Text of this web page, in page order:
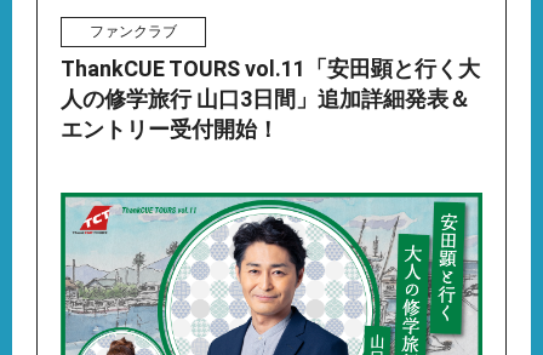
ファンクラブ
ThankCUE TOURS vol.11「安田顕と行く大
人の修学旅行 山口3日間」追加詳細発表＆
エントリー受付開始！